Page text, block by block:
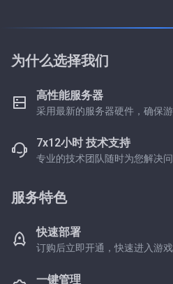
为什么选择我们
高性能服务器
采用最新的服务器硬件，确保
7x12小时 技术支持
专业的技术团队随时为您解决
服务特色
快速部署
订购后立即开通，快速进入游
一键管理